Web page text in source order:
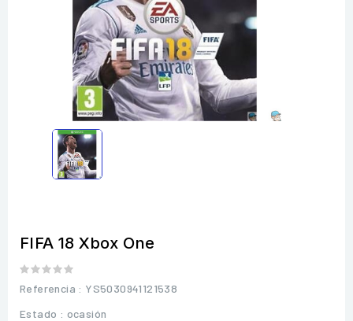
FIFA 18 Xbox One
Referencia : YS5030941121538
Estado : ocasión